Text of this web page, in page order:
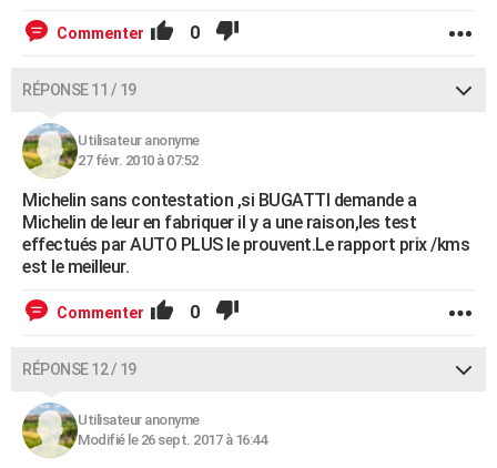
Commenter 0
RÉPONSE 11 / 19
Utilisateur anonyme
27 févr. 2010 à 07:52
Michelin sans contestation ,si BUGATTI demande a
Michelin de leur en fabriquer il y a une raison,les test
effectués par AUTO PLUS le prouvent.Le rapport prix /kms
est le meilleur.
Commenter 0
RÉPONSE 12 / 19
Utilisateur anonyme
Modifié le 26 sept. 2017 à 16:44